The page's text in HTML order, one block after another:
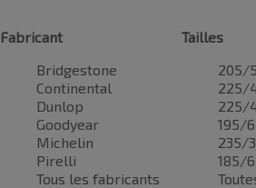
Fabricant
Bridgestone
Continental
Dunlop
Goodyear
Michelin
Pirelli
Tous les fabricants
Tailles
205/
225/
225/
195/
235/
185/